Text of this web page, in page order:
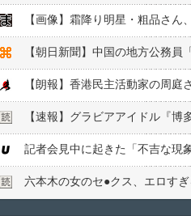
【朝日新聞】中国の地方公務
【朗報】香港民主活動家の周庭
【速報】グラビアアイドル『博
記者会見中に起きた「不吉な現
六本木の女のセ●︎クス、エロすぎ